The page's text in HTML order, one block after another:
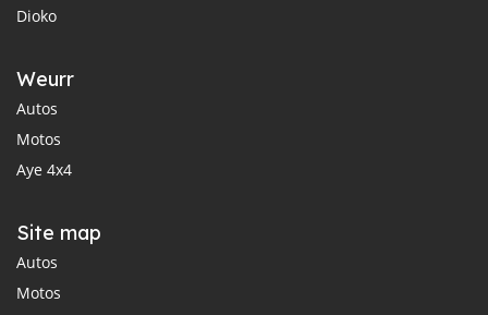
Dioko
Weurr
Autos
Motos
Aye 4x4
Site map
Autos
Motos